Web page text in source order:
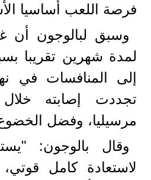
فرصة اللعب أساسيا
وسبق لبالوجون أن
لمدة شهرين تقريبا
إلى المنافسات في
تجددت إصابته خلال
مرسيليا، وفضل
وقال بالوجون:
لاستعادة كامل